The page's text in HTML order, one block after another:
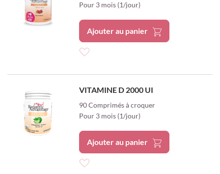
Pour 3 mois (1/jour)
Ajouter au panier
ma
liste
VITAMINE D 2000 UI
90 Comprimés à croquer
Pour 3 mois (1/jour)
Ajouter au panier